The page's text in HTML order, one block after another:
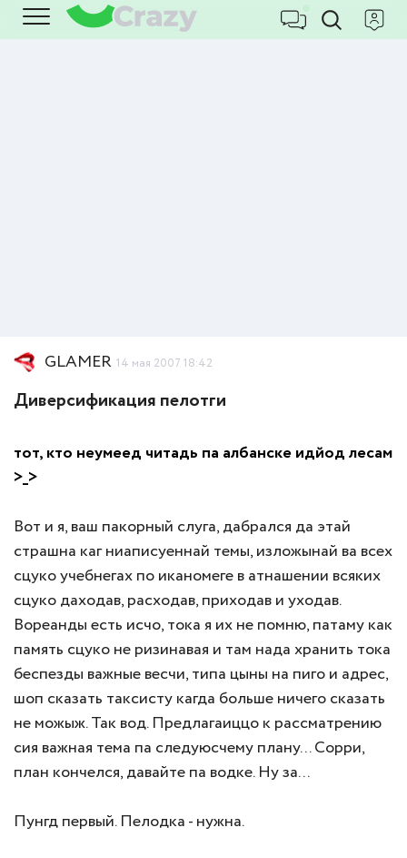
GLAMER 14 мая 2007 18:42
Диверсификация пелотги
тот, кто неумеед читадь па албанске идйод лесам
>_>
Вот и я, ваш пакорный слуга, дабрался да этай
страшна каг ниаписуеннай темы, изложынай ва всех
сцуко учебнегах по иканомеге в атнашении всяких
сцуко даходав, расходав, приходав и уходав.
Вореанды есть исчо, тока я их не помню, патаму как
память сцуко не ризинавая и там нада хранить тока
беспезды важные весчи, типа цыны на пиго и адрес,
шоп сказать таксисту кагда больше ничего сказать
не можыж. Так вод. Предлагаиццо к рассматрению
сия важная тема па следуюсчему плану... Сорри,
план кончелся, давайте па водке. Ну за...
Пунгд первый. Пелодка - нужна.